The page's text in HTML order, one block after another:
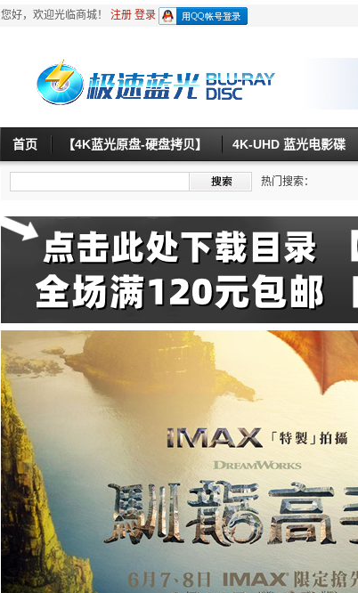
您好，欢迎光临商城！ 注册 登录
首页 【4K蓝光原盘-硬盘拷贝】 4K-UHD 蓝光电影碟
热门搜索：